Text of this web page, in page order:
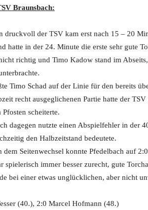
Braunsbach:
druckvoll der TSV kam erst nach 15 – 20
hatte in der 24. Minute die erste sehr gute
richtig und Timo Kadow stand im
Timo Schad auf der Linie für den bereits
recht ausgeglichenen Partie hatte der
scheiterte.
dagegen nutzte einen Abspielfehler in der
den Halbzeitstand bedeutete.
Seitenwechsel konnte Pfedelbach auf
spielerisch immer besser zurecht, gute
bei einer etwas unglücklichen, aber nicht
(40.), 2:0 Marcel Hofmann (48.)